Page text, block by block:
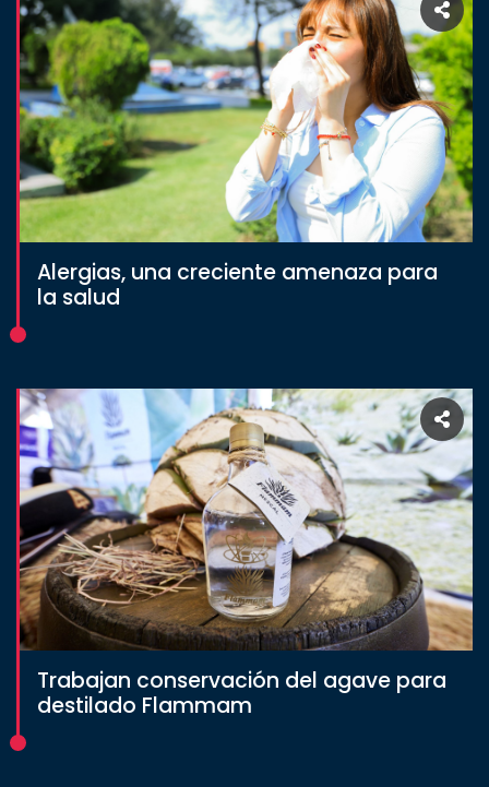
Alergias, una creciente amenaza para
la salud
Trabajan conservación del agave para
destilado Flammam